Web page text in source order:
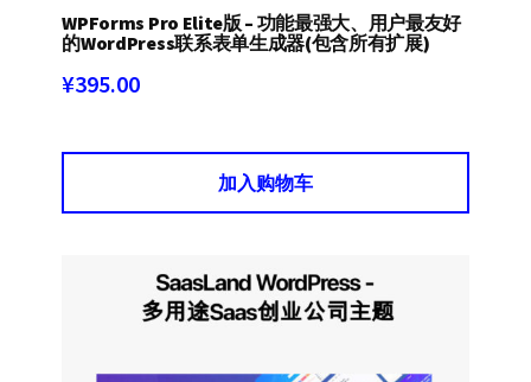
WPForms Pro Elite版 – 功能最强大、用户最友好
的WordPress联系表单生成器(包含所有扩展)
¥395.00
加入购物车